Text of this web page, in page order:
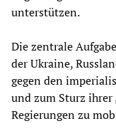
unterstützen.
Die zentrale
der Ukraine,
gegen den
und zum Sturz ihrer
Regierungen zu